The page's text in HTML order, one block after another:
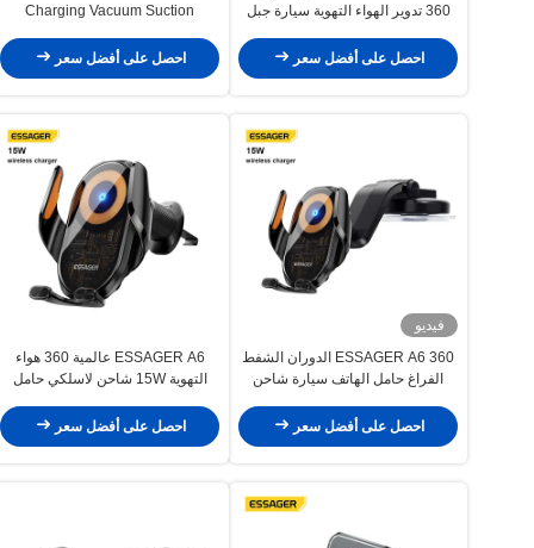
360 تدوير الهواء التهوية سيارة جبل
احصل على أفضل سعر
Charging Vacuum Suction
Rotation
احصل على أفضل سعر
فيديو
ESSAGER A6 360 الدوران الشفط
الفراغ حامل الهاتف سيارة شاحن
احصل على أفضل سعر
ESSAGER A6 عالمية 360 هواء
التهوية 15W شاحن لاسلكي حامل
احصل على أفضل سعر